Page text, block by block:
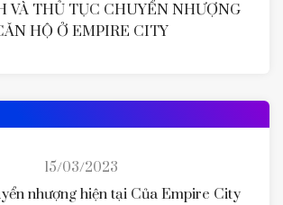
VÀ THỦ TỤC CHUYỂN NHƯỢNG
HỘ Ở EMPIRE CITY
15/03/2023
nhượng hiện tại Của Empire City